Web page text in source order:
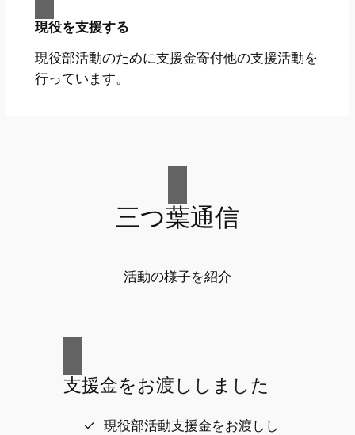
現役を支援する
現役部活動のために支援金寄付他の支援活動を
行っています。
三つ葉通信
活動の様子を紹介
支援金をお渡ししました
現役部活動支援金をお渡しし